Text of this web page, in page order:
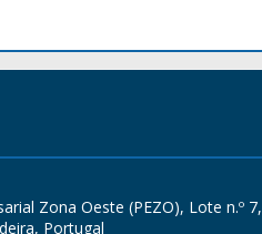
Zona Oeste (PEZO), Lote n.º 7,
Portugal